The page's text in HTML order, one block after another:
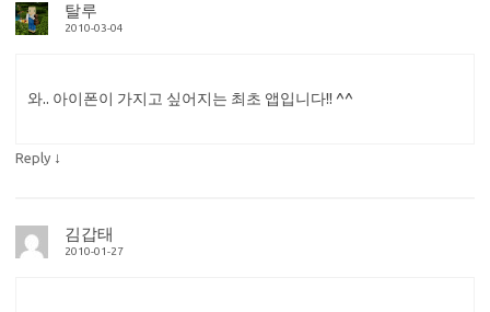
탈루
2010-03-04
와.. 아이폰이 가지고 싶어지는 최초 앱입니다!! ^^
Reply ↓
김갑태
2010-01-27